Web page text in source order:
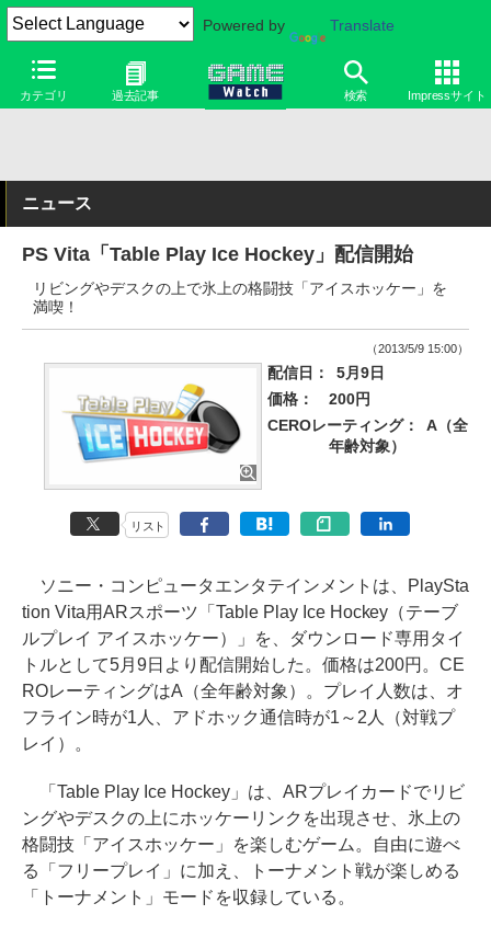
Powered by Translate
カテゴリ 過去記事 検索 Impressサイト
ニュース
PS Vita「Table Play Ice Hockey」配信開始
リビングやデスクの上で氷上の格闘技「アイスホッケー」を
満喫！
（2013/5/9 15:00）
配信日：
5月9日
価格：
200円
CEROレーティング：
A（全
年齢対象）
リスト
ソニー・コンピュータエンタテインメントは、PlaySta
tion Vita用ARスポーツ「Table Play Ice Hockey（テーブ
ルプレイ アイスホッケー）」を、ダウンロード専用タイ
トルとして5月9日より配信開始した。価格は200円。CE
ROレーティングはA（全年齢対象）。プレイ人数は、オ
フライン時が1人、アドホック通信時が1～2人（対戦プ
レイ）。
「Table Play Ice Hockey」は、ARプレイカードでリビ
ングやデスクの上にホッケーリンクを出現させ、氷上の
格闘技「アイスホッケー」を楽しむゲーム。自由に遊べ
る「フリープレイ」に加え、トーナメント戦が楽しめる
「トーナメント」モードを収録している。